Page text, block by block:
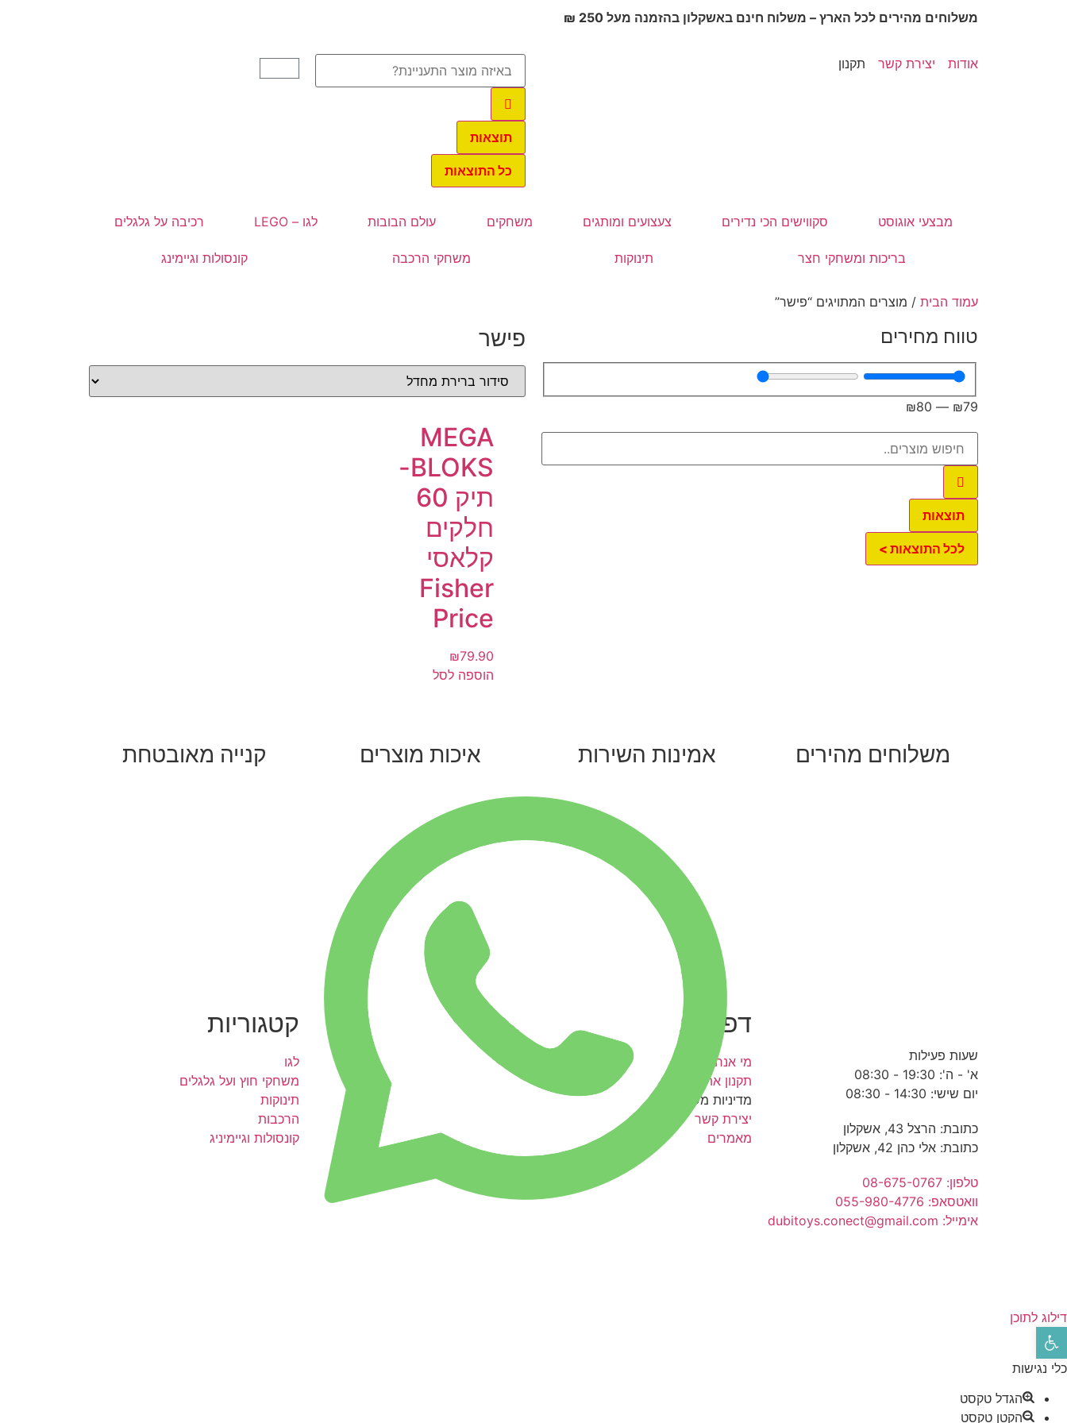
משלוחים מהירים לכל הארץ – משלוח חינם באשקלון בהזמנה מעל 250 ₪
אודות יצירת קשר תקנון
תוצאות
כל התוצאות
מבצעי אוגוסט סקווישים הכי נדירים צעצועים ומותגים משחקים עולם הבובות לגו – LEGO רכיבה על גלגלים
בריכות ומשחקי חצר תינוקות משחקי הרכבה קונסולות וגיימינג
עמוד הבית / מוצרים המתויגים “פישר”
טווח מחירים
₪79
—
₪80
תוצאות
לכל התוצאות >
פישר
MEGA
BLOKS-
תיק 60
חלקים
קלאסי
Fisher
Price
₪79.90
הוספה לסל
משלוחים מהירים אמינות השירות איכות מוצרים קנייה מאובטחת
שעות פעילות
א' - ה': 19:30 - 08:30
יום שישי: 14:30 - 08:30
כתובת: הרצל 43, אשקלון
כתובת: אלי כהן 42, אשקלון
טלפון: 08-675-0767
וואטסאפ: 055-980-4776
אימייל: dubitoys.conect@gmail.com
דפי תוכן
מי אנחנו
תקנון אתר & החזרות
מדיניות משלוחים
יצירת קשר
מאמרים
קטגוריות
מבצעים
מומלצים ע"י לקוחות
עולם הבובות
קטגוריות
לגו
משחקי חוץ ועל גלגלים
תינוקות
הרכבות
קונסולות וגיימיניג
דילוג לתוכן
פתח סרגל נגישות
כלי נגישות
הגדל טקסט
הקטן טקסט